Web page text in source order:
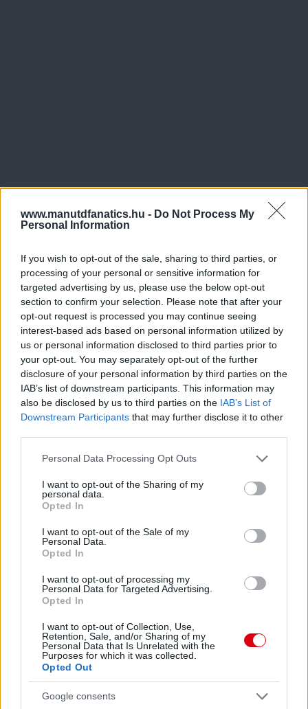
www.manutdfanatics.hu - Do Not Process My
Personal Information
If you wish to opt-out of the sale, sharing to third parties, or
processing of your personal or sensitive information for
targeted advertising by us, please use the below opt-out
section to confirm your selection. Please note that after your
opt-out request is processed you may continue seeing
interest-based ads based on personal information utilized by
us or personal information disclosed to third parties prior to
your opt-out. You may separately opt-out of the further
disclosure of your personal information by third parties on the
IAB’s list of downstream participants. This information may
also be disclosed by us to third parties on the IAB’s List of
Downstream Participants that may further disclose it to other
Please note that this website/app uses one or more Google
not limited to your visit or usage behaviour. You may click to
grant or deny consent to Google and its third-party tags to
use your data for below specified purposes in below Google
consent section.
Personal Data Processing Opt Outs
I want to opt-out of the Sharing of my
personal data.
Opted In
I want to opt-out of the Sale of my
Personal Data.
Opted In
I want to opt-out of processing my
Personal Data for Targeted Advertising.
Opted In
I want to opt-out of Collection, Use,
Retention, Sale, and/or Sharing of my
Personal Data that Is Unrelated with the
Purposes for which it was collected.
Opted Out
Google consents